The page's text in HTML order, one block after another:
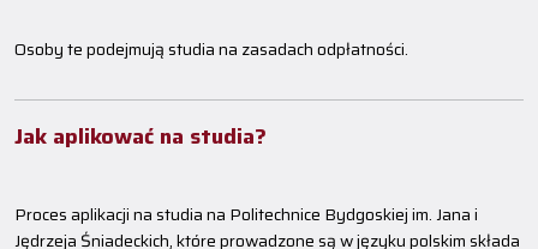
Osoby te podejmują studia na zasadach odpłatności.
Jak aplikować na studia?
Proces aplikacji na studia na Politechnice Bydgoskiej im. Jana i
Jędrzeja Śniadeckich, które prowadzone są w języku polskim składa